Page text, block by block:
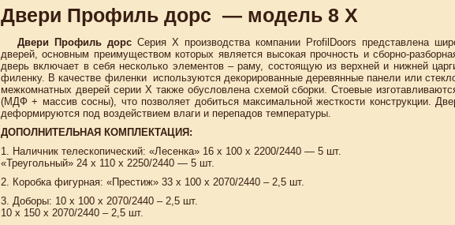
Двери Профиль дорс — модель 8 Х
Двери Профиль дорс Серия X производства компании ProfilDoors представлена
дверей, основным преимуществом которых является высокая прочность и сборно-
дверь включает в себя несколько элементов – раму, состоящую из верхней и нижней
филенку. В качестве филенки используются декорированные деревянные панели или
межкомнатных дверей серии X также обусловлена схемой сборки. Стоевые
(МДФ + массив сосны), что позволяет добиться максимальной жесткости конструкции.
деформируются под воздействием влаги и перепадов температуры.
ДОПОЛНИТЕЛЬНАЯ КОМПЛЕКТАЦИЯ:
1. Наличник телескопический: «Лесенка» 16 x 100 x 2200/2440 — 5 шт.
«Треугольный» 24 x 110 x 2250/2440 — 5 шт.
2. Коробка фигурная: «Престиж» 33 х 100 х 2070/2440 – 2,5 шт.
3. Доборы: 10 х 100 х 2070/2440 – 2,5 шт.
10 х 150 х 2070/2440 – 2,5 шт.